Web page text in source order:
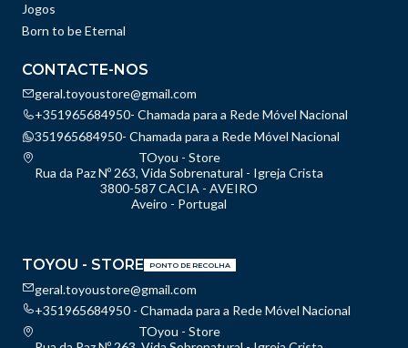
Jogos
Born to be Eternal
CONTACTE-NOS
geral.toyoustore@gmail.com
+351965684950- Chamada para a Rede Móvel Nacional
351965684950- Chamada para a Rede Móvel Nacional
TOyou - Store
Rua da Paz Nº 263, Vida Sobrenatural - Igreja Crista
3800-587 CACIA - AVEIRO
Aveiro - Portugal
TOYOU - STORE PONTO DE RECOLHA
geral.toyoustore@gmail.com
+351965684950 - Chamada para a Rede Móvel Nacional
TOyou - Store